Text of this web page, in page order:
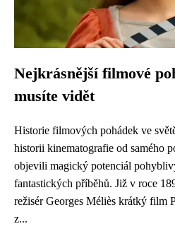
Nejkrásnější filmové
musíte vidět
Historie filmových pohádek ve
historii kinematografie od samého
objevili magický potenciál
fantastických příběhů. Již v roce
režisér Georges Méliès krátký film
z...